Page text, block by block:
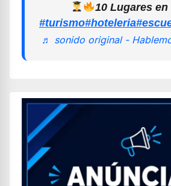
10 Lugares
#turismo#hoteleria
♬ sonido original -